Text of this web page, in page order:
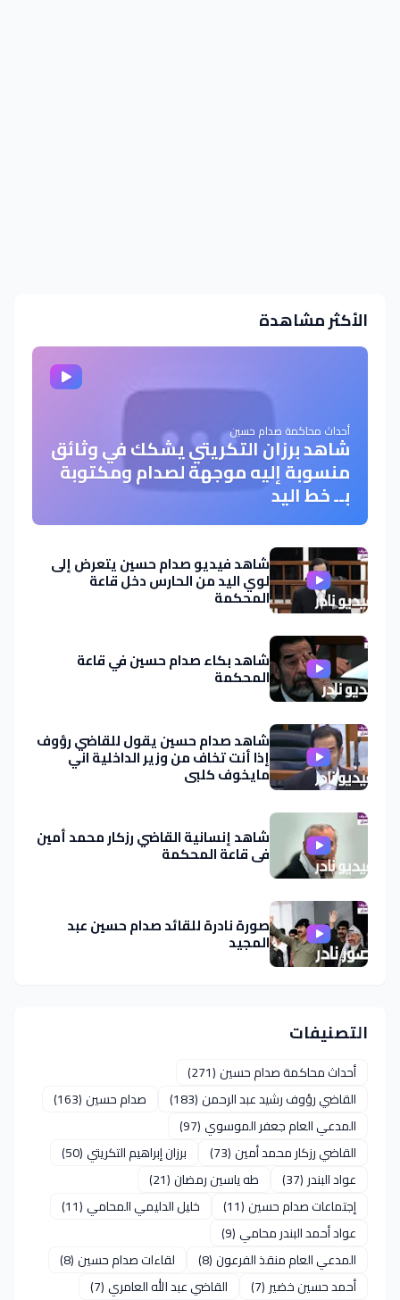
الأكثر مشاهدة
أحداث محاكمة صدام حسين
شاهد برزان التكريتي يشكك في وثائق
منسوبة إليه موجهة لصدام ومكتوبة
بــ خط اليد
شاهد فيديو صدام حسين يتعرض إلى
لوي اليد من الحارس دخل قاعة
المحكمة
شاهد بكاء صدام حسين في قاعة
المحكمة
شاهد صدام حسين يقول للقاضي رؤوف
إذا أنت تخاف من وزير الداخلية اني
مايخوف كلبي
شاهد إنسانية القاضي رزكار محمد أمين
في قاعة المحكمة
صورة نادرة للقائد صدام حسين عبد
المجيد
التصنيفات
أحداث محاكمة صدام حسين(271)
القاضي رؤوف رشيد عبد الرحمن(183) صدام حسين(163)
المدعي العام جعفر الموسوي(97)
القاضي رزكار محمد أمين(73) برزان إبراهيم التكريتي (50)
عواد البندر (37) طه ياسين رمضان(21)
إجتماعات صدام حسين(11) خليل الدليمي المحامي (11)
عواد أحمد البندر محامي (9)
المدعي العام منقذ الفرعون(8) لقاءات صدام حسين(8)
أحمد حسين خضير (7) القاضي عبد الله العامري(7)